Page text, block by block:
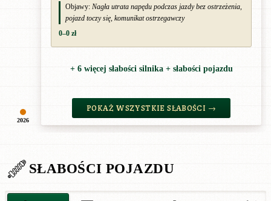
2026
Objawy: Nagła utrata napędu podczas jazdy bez ostrzeżenia,
pojazd toczy się, komunikat ostrzegawczy
0–0 zł
+ 6 więcej słabości silnika + słabości pojazdu
POKAŻ WSZYSTKIE SŁABOŚCI →
SŁABOŚCI POJAZDU